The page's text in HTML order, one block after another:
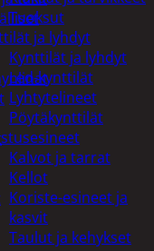
Tuoksut
ja lyhdyt
Kynttilät ja lyhdyt
Led-kynttilät
Lyhtytelineet
Pöytäkynttilät
Kalvot ja tarrat
Kellot
Koriste-esineet ja
kasvit
Taulut ja kehykset